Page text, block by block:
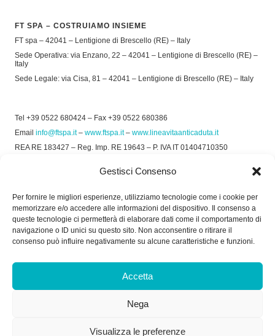
Gestisci Consenso
Per fornire le migliori esperienze, utilizziamo tecnologie come i cookie per
memorizzare e/o accedere alle informazioni del dispositivo. Il consenso a
queste tecnologie ci permetterà di elaborare dati come il comportamento di
navigazione o ID unici su questo sito. Non acconsentire o ritirare il
consenso può influire negativamente su alcune caratteristiche e funzioni.
Accetta
Nega
Visualizza le preferenze
FT SPA – COSTRUIAMO INSIEME
FT spa – 42041 – Lentigione di Brescello (RE) – Italy
Sede Operativa: via Enzano, 22 – 42041 – Lentigione di Brescello (RE) –
Italy
Sede Legale: via Cisa, 81 – 42041 – Lentigione di Brescello (RE) – Italy
Tel +39 0522 680424 – Fax +39 0522 680386
Email info@ftspa.it– www.ftspa.it– www.lineavitaanticaduta.it
REA RE 183427 – Reg. Imp. RE 19643 – P. IVA IT 01404710350
Privacy Policy–Cookie Policy
SOCIAL
Dal Lunedì al Venerdì: 8.00/12.30 - 13.30/17.30
Dal Lunedì al Venerdì: 7.30/11.30 - 13.30/17.00